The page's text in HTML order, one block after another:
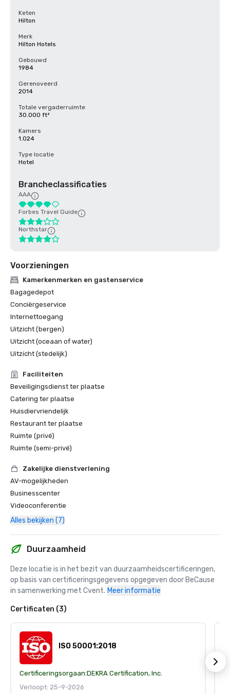
Keten
Hilton
Merk
Hilton Hotels
Gebouwd
1984
Gerenoveerd
2014
Totale vergaderruimte
30.000 ft²
Kamers
1.024
Type locatie
Hotel
Brancheclassificaties
AAA
Forbes Travel Guide
Northstar
Voorzieningen
Kamerkenmerken en gastenservice
Bagagedepot
Conciërgeservice
Internettoegang
Uitzicht (bergen)
Uitzicht (oceaan of water)
Uitzicht (stedelijk)
Faciliteiten
Beveiligingsdienst ter plaatse
Catering ter plaatse
Huisdiervriendelijk
Restaurant ter plaatse
Ruimte (privé)
Ruimte (semi-privé)
Zakelijke dienstverlening
AV-mogelijkheden
Businesscenter
Videoconferentie
Alles bekijken (7)
Duurzaamheid
Deze locatie is in het bezit van duurzaamheidscertificeringen,
op basis van certificeringsgegevens opgegeven door BeCause
in samenwerking met Cvent. Meer informatie
Certificaten (3)
ISO 50001:2018
Certificeringsorgaan:DEKRA Certification, Inc.
Verloopt: 25-9-2026